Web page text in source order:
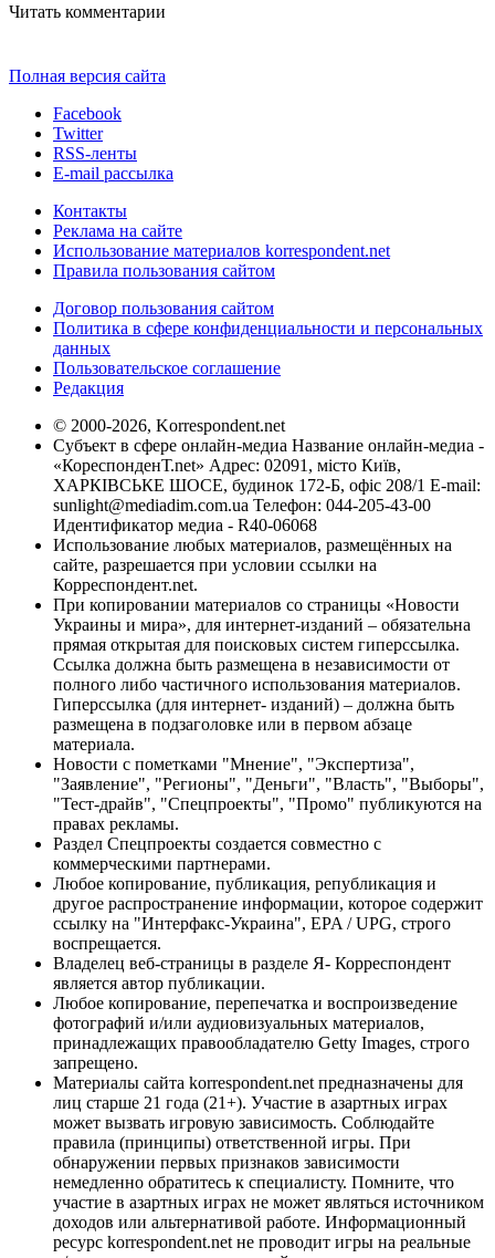
Читать комментарии
Полная версия сайта
Facebook
Twitter
RSS-ленты
E-mail рассылка
Контакты
Реклама на сайте
Использование материалов korrespondent.net
Правила пользования сайтом
Договор пользования сайтом
Политика в сфере конфиденциальности и персональных
данных
Пользовательское соглашение
Редакция
© 2000-2026, Korrespondent.net
Субъект в сфере онлайн-медиа Название онлайн-медиа -
«КореспонденТ.net» Адрес: 02091, місто Київ,
ХАРКІВСЬКЕ ШОСЕ, будинок 172-Б, офіс 208/1 E-mail:
sunlight@mediadim.com.ua Телефон: 044-205-43-00
Идентификатор медиа - R40-06068
Использование любых материалов, размещённых на
сайте, разрешается при условии ссылки на
Корреспондент.net.
При копировании материалов со страницы «Новости
Украины и мира», для интернет-изданий – обязательна
прямая открытая для поисковых систем гиперссылка.
Ссылка должна быть размещена в независимости от
полного либо частичного использования материалов.
Гиперссылка (для интернет- изданий) – должна быть
размещена в подзаголовке или в первом абзаце
материала.
Новости с пометками "Мнение", "Экспертиза",
"Заявление", "Регионы", "Деньги", "Власть", "Выборы",
"Тест-драйв", "Спецпроекты", "Промо" публикуются на
правах рекламы.
Раздел Спецпроекты создается совместно с
коммерческими партнерами.
Любое копирование, публикация, републикация и
другое распространение информации, которое содержит
ссылку на "Интерфакс-Украина", EPA / UPG, строго
воспрещается.
Владелец веб-страницы в разделе Я- Корреспондент
является автор публикации.
Любое копирование, перепечатка и воспроизведение
фотографий и/или аудиовизуальных материалов,
принадлежащих правообладателю Getty Images, строго
запрещено.
Материалы сайта korrespondent.net предназначены для
лиц старше 21 года (21+). Участие в азартных играх
может вызвать игровую зависимость. Соблюдайте
правила (принципы) ответственной игры. При
обнаружении первых признаков зависимости
немедленно обратитесь к специалисту. Помните, что
участие в азартных играх не может являться источником
доходов или альтернативой работе. Информационный
ресурс korrespondent.net не проводит игры на реальные